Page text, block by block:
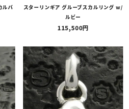
ルバ
スターリンギア グルーブスカルリング w/
ルビー
115,500